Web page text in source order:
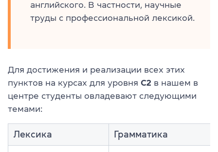
английского. В частности, научные
труды с профессиональной лексикой.
Для достижения и реализации всех этих
пунктов на курсах для уровня C2 в нашем в
центре студенты овладевают следующими
темами:
Лексика Грамматика